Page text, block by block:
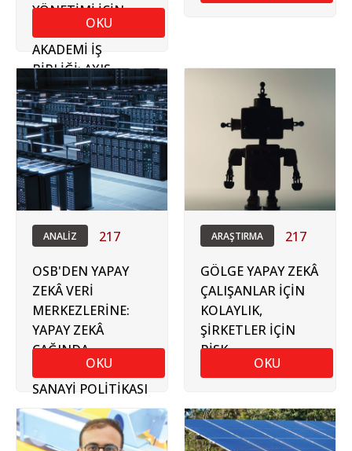
YÖNETİMİ İÇİN
SANAYİ VE
AKADEMİ İŞ
BİRLİĞİ: AXIS
PROJESİ
OKU
ANALİZ 217
OSB'DEN YAPAY
ZEKÂ VERİ
MERKEZLERİNE:
YAPAY ZEKÂ
ÇAĞINDA
DEVLETİN YENİ
SANAYİ POLİTİKASI
OKU
ARAŞTIRMA 217
GÖLGE YAPAY ZEKÂ
ÇALIŞANLAR İÇİN
KOLAYLIK,
ŞİRKETLER İÇİN
RİSK
OKU